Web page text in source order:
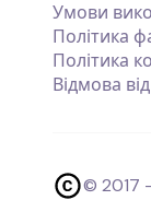
Умови
Політика
Політика
Відмова
© 2017